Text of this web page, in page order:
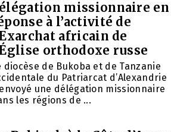
missionnaire en
à l’activité de
africain de
orthodoxe russe
diocèse de Bukoba et de Tanzanie
du Patriarcat d’Alexandrie
une délégation missionnaire
les régions de ...